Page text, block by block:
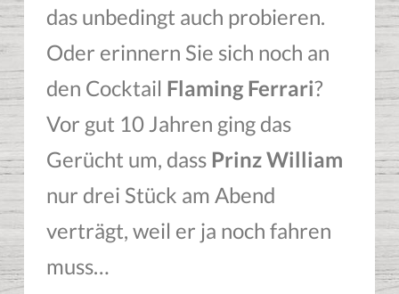
das unbedingt auch probieren.
Oder erinnern Sie sich noch an
den Cocktail Flaming Ferrari?
Vor gut 10 Jahren ging das
Gerücht um, dass Prinz William
nur drei Stück am Abend
verträgt, weil er ja noch fahren
muss…